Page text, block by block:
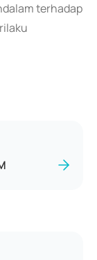
terhadap